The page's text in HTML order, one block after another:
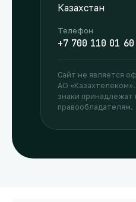
Казахстан
Телефон
+7 700 110 01 60
Сайт не является
АО
знаки принадлежат
правообладателям.